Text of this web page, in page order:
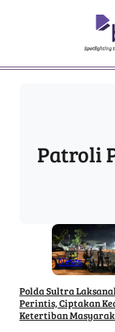
Patroli
News
Polda Sultra
Perintis, Ciptakan
Ketertiban